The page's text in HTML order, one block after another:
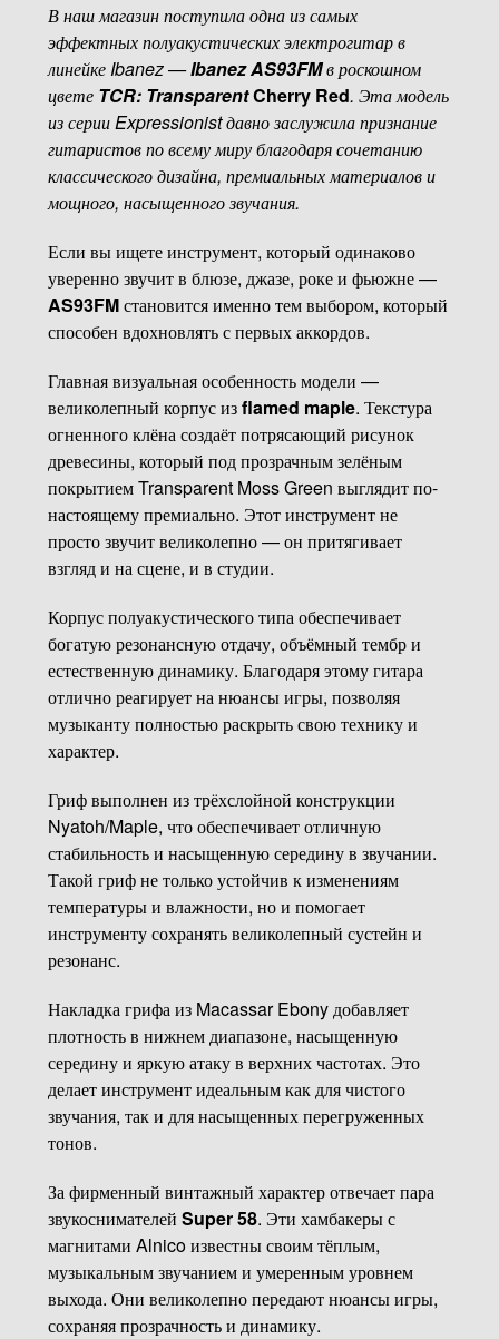
В наш магазин поступила одна из самых
эффектных полуакустических электрогитар в
линейке Ibanez —Ibanez AS93FMв роскошном
цвете TCR: TransparentCherry Red. Эта модель
из серии Expressionist давно заслужила признание
гитаристов по всему миру благодаря сочетанию
классического дизайна, премиальных материалов и
мощного, насыщенного звучания.
Если вы ищете инструмент, который одинаково
уверенно звучит в блюзе, джазе, роке и фьюжне —
AS93FMстановится именно тем выбором, который
способен вдохновлять с первых аккордов.
Главная визуальная особенность модели —
великолепный корпус изflamed maple. Текстура
огненного клёна создаёт потрясающий рисунок
древесины, который под прозрачным зелёным
покрытием Transparent Moss Green выглядит по-
настоящему премиально. Этот инструмент не
просто звучит великолепно — он притягивает
взгляд и на сцене, и в студии.
Корпус полуакустического типа обеспечивает
богатую резонансную отдачу, объёмный тембр и
естественную динамику. Благодаря этому гитара
отлично реагирует на нюансы игры, позволяя
музыканту полностью раскрыть свою технику и
характер.
Гриф выполнен из трёхслойной конструкции
Nyatoh/Maple, что обеспечивает отличную
стабильность и насыщенную середину в звучании.
Такой гриф не только устойчив к изменениям
температуры и влажности, но и помогает
инструменту сохранять великолепный сустейн и
резонанс.
Накладка грифа из Macassar Ebony добавляет
плотность в нижнем диапазоне, насыщенную
середину и яркую атаку в верхних частотах. Это
делает инструмент идеальным как для чистого
звучания, так и для насыщенных перегруженных
тонов.
За фирменный винтажный характер отвечает пара
звукоснимателей Super 58. Эти хамбакеры с
магнитами Alnico известны своим тёплым,
музыкальным звучанием и умеренным уровнем
выхода. Они великолепно передают нюансы игры,
сохраняя прозрачность и динамику.